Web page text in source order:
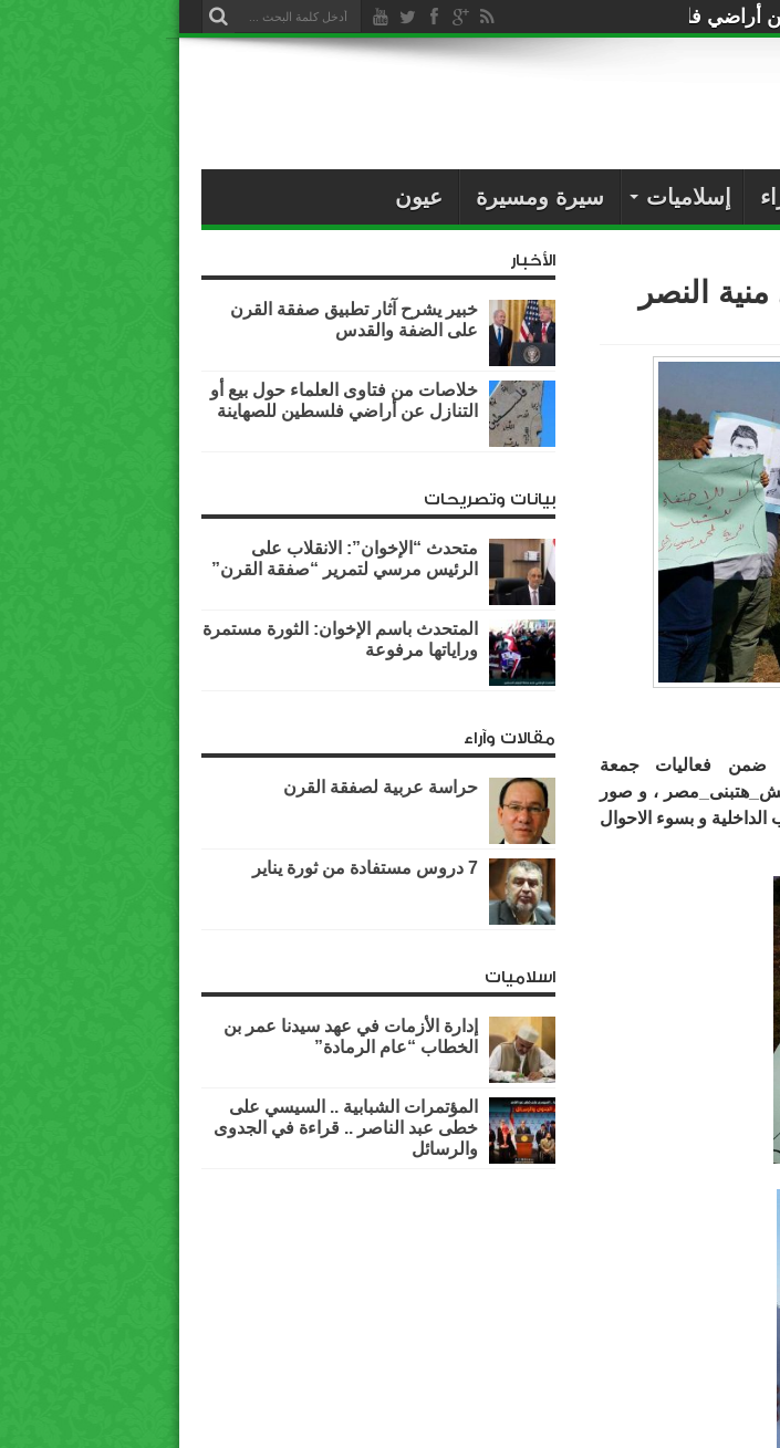
أراضي فلسطين للصهاينة
إسلاميات سيرة ومسيرة عيون
النصر
ضمن فعاليات جمعة
، و صور
و بسوء الاحوال
الأخبار
خبير يشرح آثار تطبيق صفقة القرن
على الضفة والقدس
خلاصات من فتاوى العلماء حول بيع أو
التنازل عن أراضي فلسطين للصهاينة
بيانات وتصريحات
متحدث “الإخوان”: الانقلاب على
الرئيس مرسي لتمرير “صفقة القرن”
المتحدث باسم الإخوان: الثورة مستمرة
وراياتها مرفوعة
مقالات وآراء
حراسة عربية لصفقة القرن
7 دروس مستفادة من ثورة يناير
اسلاميات
إدارة الأزمات في عهد سيدنا عمر بن
الخطاب “عام الرمادة”
المؤتمرات الشبابية .. السيسي على
خطى عبد الناصر .. قراءة في الجدوى
والرسائل